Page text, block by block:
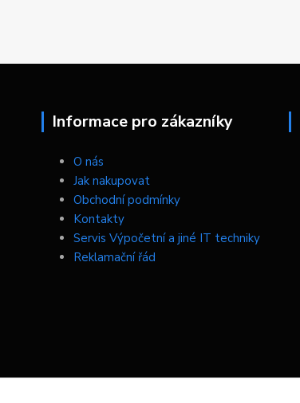
Informace pro zákazníky
O nás
Jak nakupovat
Obchodní podmínky
Kontakty
Servis Výpočetní a jiné IT techniky
Reklamační řád